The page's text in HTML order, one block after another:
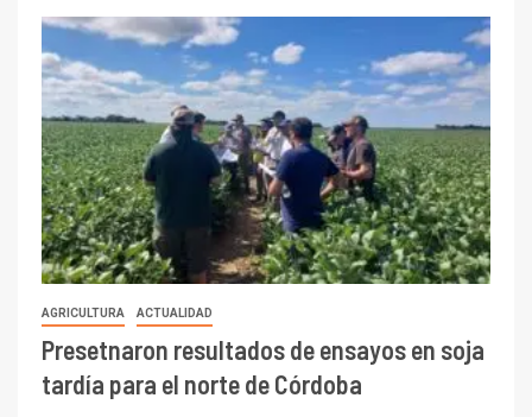
AGRICULTURA ACTUALIDAD
Presetnaron resultados de ensayos en soja
tardía para el norte de Córdoba